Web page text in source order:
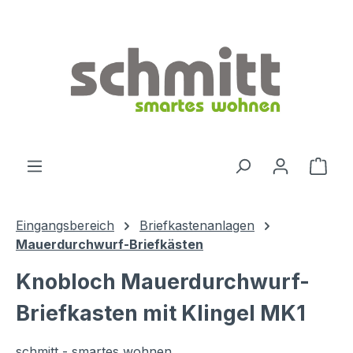
Eingangsbereich
Briefkastenanlagen
Mauerdurchwurf-Briefkästen
Knobloch Mauerdurchwurf-
Briefkasten mit Klingel MK1